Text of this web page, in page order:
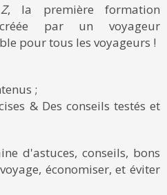
, la première formation
par un voyageur
pour tous les voyageurs !
;
& Des conseils testés et
d'astuces, conseils, bons
économiser, et éviter